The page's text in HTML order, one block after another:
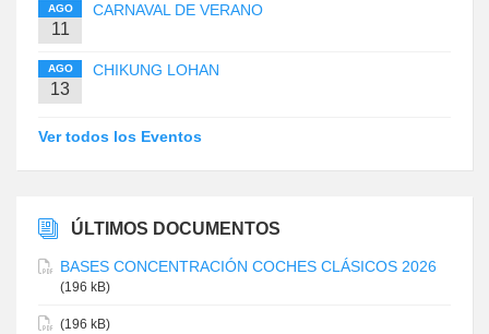
AGO
11
CARNAVAL DE VERANO
AGO
13
CHIKUNG LOHAN
Ver todos los Eventos
ÚLTIMOS DOCUMENTOS
BASES CONCENTRACIÓN COCHES CLÁSICOS 2026
(196 kB)
(196 kB)